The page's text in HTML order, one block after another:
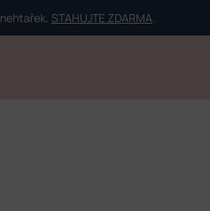
STAHUJTE ZDARMA.